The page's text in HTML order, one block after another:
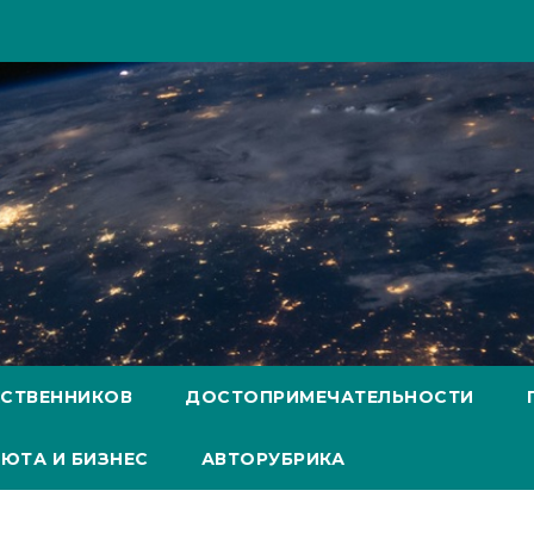
ДОСТОПРИМЕЧАТЕЛЬНОСТИ
И БИЗНЕС АВТОРУБРИКА